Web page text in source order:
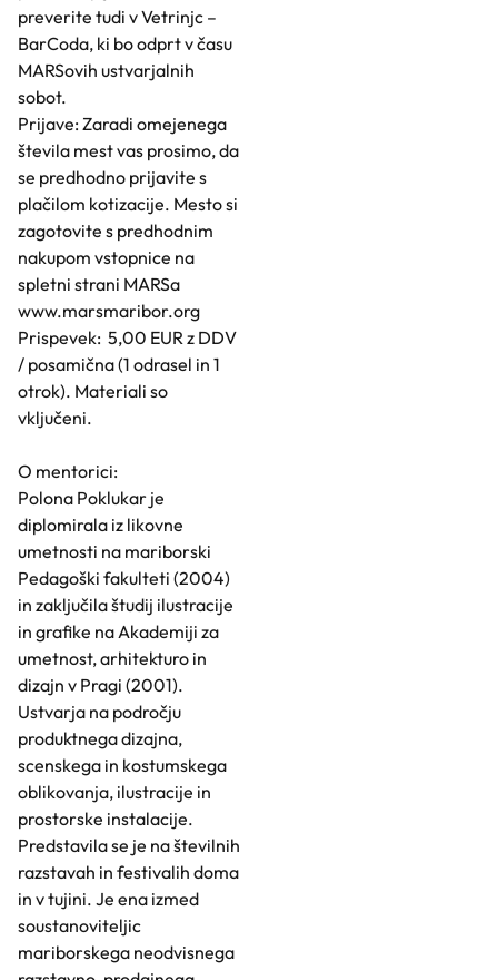
preverite tudi v Vetrinjc –
BarCoda, ki bo odprt v času
MARSovih ustvarjalnih
sobot.
Prijave: Zaradi omejenega
števila mest vas prosimo, da
se predhodno prijavite s
plačilom kotizacije. Mesto si
zagotovite s predhodnim
nakupom vstopnice na
spletni strani MARSa
www.marsmaribor.org
Prispevek: 5,00 EUR z DDV
/ posamična (1 odrasel in 1
otrok). Materiali so
vključeni.
O mentorici:
Polona Poklukar je
diplomirala iz likovne
umetnosti na mariborski
Pedagoški fakulteti (2004)
in zaključila študij ilustracije
in grafike na Akademiji za
umetnost, arhitekturo in
dizajn v Pragi (2001).
Ustvarja na področju
produktnega dizajna,
scenskega in kostumskega
oblikovanja, ilustracije in
prostorske instalacije.
Predstavila se je na številnih
razstavah in festivalih doma
in v tujini. Je ena izmed
soustanoviteljic
mariborskega neodvisnega